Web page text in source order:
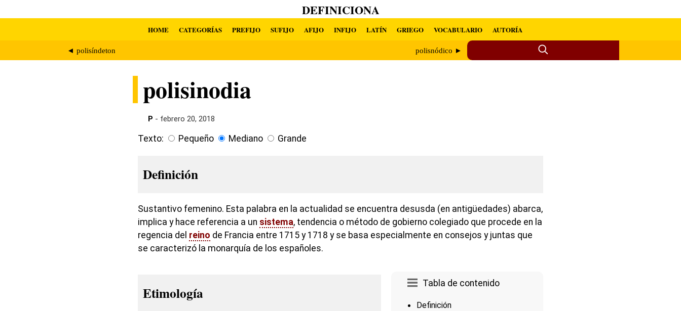
DEFINICIONA
HOME CATEGORÍAS PREFIJO SUFIJO AFIJO INFIJO LATÍN GRIEGO VOCABULARIO AUTORÍA
◄ polisíndeton polisnódico ►
polisinodia
P - febrero 20, 2018
Texto: Pequeño Mediano Grande
Definición
Sustantivo femenino. Esta palabra en la actualidad se encuentra desusda (en antigüedades) abarca,
implica y hace referencia a un sistema, tendencia o método de gobierno colegiado que procede en la
regencia del reino de Francia entre 1715 y 1718 y se basa especialmente en consejos y juntas que
se caracterizó la monarquía de los españoles.
Tabla de contenido
Definición
Etimología